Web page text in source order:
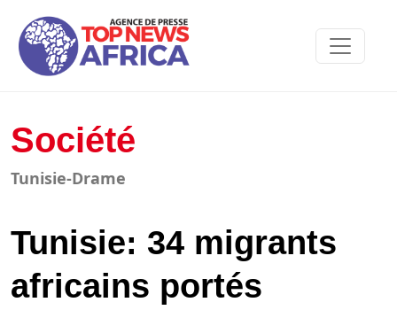
Société
Tunisie-Drame
Tunisie: 34 migrants
africains portés